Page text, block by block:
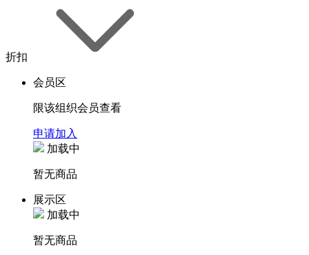
折扣
会员区
限该组织会员查看
申请加入
加载中
暂无商品
展示区
加载中
暂无商品